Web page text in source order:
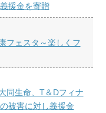
援金を寄贈
フェスタ～楽しくフ
同生命、T＆Dフィナ
被害に対し義援金